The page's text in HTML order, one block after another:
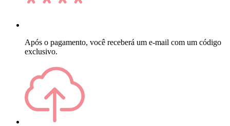
Após o pagamento, você receberá um e-mail com um código
exclusivo.